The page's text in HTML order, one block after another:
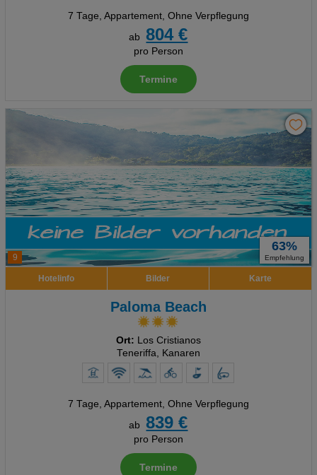
7 Tage, Appartement, Ohne Verpflegung
ab
804 €
pro Person
Termine
9
63%
Empfehlung
Hotelinfo Bilder Karte
Paloma Beach
Ort: Los Cristianos
Teneriffa, Kanaren
7 Tage, Appartement, Ohne Verpflegung
ab
839 €
pro Person
Termine